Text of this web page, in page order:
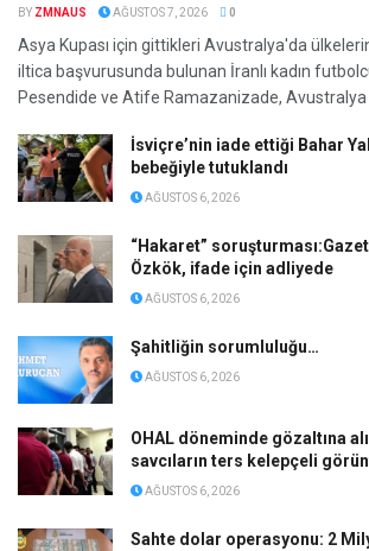
BY ZMNAUS AĞUSTOS 7, 2026 0
Asya Kupası için gittikleri Avustralya'da
iltica başvurusunda bulunan İranlı kadın
Pesendide ve Atife Ramazanizade, Avustralya
İsviçre’nin iade ettiği Bahar
bebeğiyle tutuklandı
AĞUSTOS 6, 2026
“Hakaret”
Özkök, ifade için adliyede
AĞUSTOS 6, 2026
Şahitliğin sorumluluğu…
AĞUSTOS 6, 2026
OHAL döneminde gözaltına
savcıların ters kelepçeli
AĞUSTOS 6, 2026
Sahte dolar operasyonu: 2